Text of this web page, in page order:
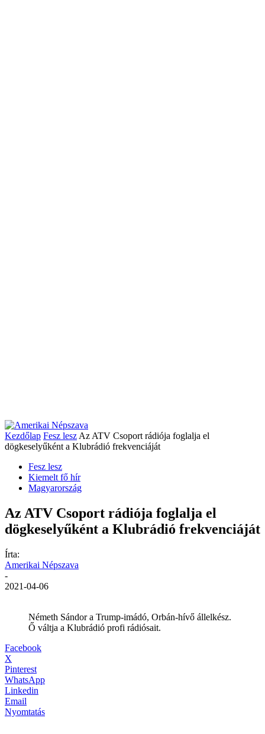
Kezdőlap Fesz lesz Az ATV Csoport rádiója foglalja el
dögkeselyűként a Klubrádió frekvenciáját
Fesz lesz
Kiemelt fő hír
Magyarország
Az ATV Csoport rádiója foglalja el
dögkeselyűként a Klubrádió frekvenciáját
Írta:
Amerikai Népszava
-
2021-04-06
Németh Sándor a Trump-imádó, Orbán-hívő állelkész.
Ő váltja a Klubrádió profi rádiósait.
Facebook
X
Pinterest
WhatsApp
Linkedin
Email
Nyomtatás